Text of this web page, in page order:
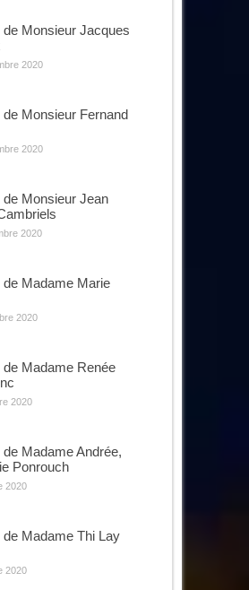
de Monsieur Jacques
2020
Monsieur Fernand
2020
de Monsieur Jean
2020
de Madame Marie
2020
de Madame Renée
2020
Madame Andrée,
Ponrouch
2020
de Madame Thi Lay
2020